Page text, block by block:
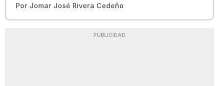
Por Jomar José Rivera Cedeño
PUBLICIDAD